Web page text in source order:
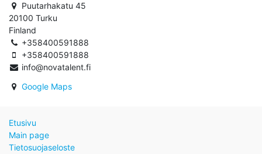
Puutarhakatu 45
20100 Turku
Finland
+358400591888
+358400591888
info@novatalent.fi
Google Maps
Etusivu
Main page
Tietosuojaseloste